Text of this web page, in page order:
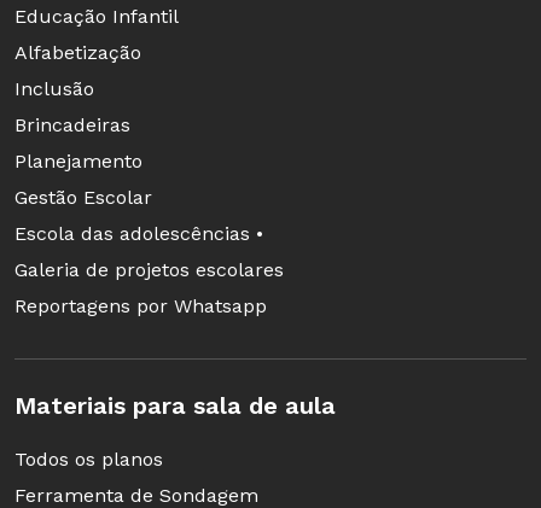
Educação Infantil
Alfabetização
Inclusão
Brincadeiras
Planejamento
Gestão Escolar
Escola das adolescências •
Galeria de projetos escolares
Reportagens por Whatsapp
Materiais para sala de aula
Todos os planos
Ferramenta de Sondagem